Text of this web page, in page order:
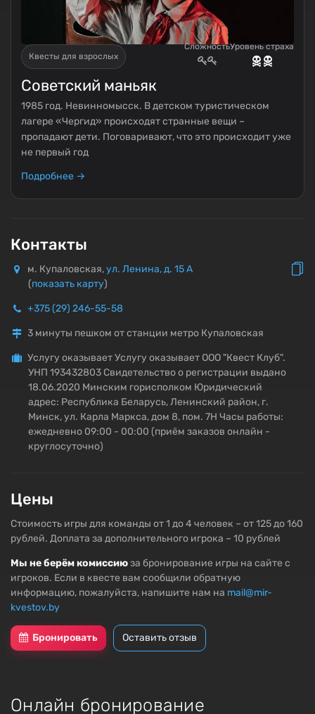
Квесты для взрослых
СложностьУровень страха
Советский маньяк
1985 год. Невинномысск. В детском туристическом
лагере «Чергид» происходят странные вещи –
пропадают дети. Поговаривают, что это происходит уже
не первый год
Подробнее →
Контакты
м. Купаловская,ул. Ленина, д. 15 А
(показать карту)
+375 (29) 246-55-58
3 минуты пешком от станции метро Купаловская
Услугу оказывает Услугу оказывает ООО "Квест Клуб".
УНП 193432803 Свидетельство о регистрации выдано
18.06.2020 Минским горисполком Юридический
адрес: Республика Беларусь, Ленинский район, г.
Минск, ул. Карла Маркса, дом 8, пом. 7Н Часы работы:
ежедневно 09:00 - 00:00 (приём заказов онлайн -
круглосуточно)
Цены
Стоимость игры для команды от 1 до 4 человек – от 125 до 160
рублей. Доплата за дополнительного игрока – 10 рублей
Мы не берём комиссиюза бронирование игры на сайте с
игроков. Если в квесте вам сообщили обратную
информацию, пожалуйста, напишите нам на mail@mir-
kvestov.by
Бронировать Оставить отзыв
Онлайн бронирование